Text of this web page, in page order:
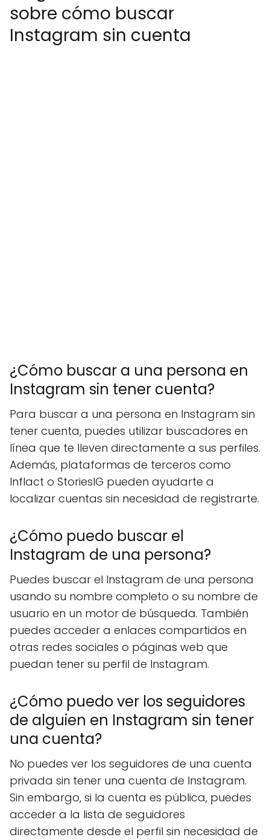
sobre cómo buscar
Instagram sin cuenta
¿Cómo buscar a una persona en
Instagram sin tener cuenta?
Para buscar a una persona en Instagram sin
tener cuenta, puedes utilizar buscadores en
línea que te lleven directamente a sus perfiles.
Además, plataformas de terceros como
Inflact o StoriesIG pueden ayudarte a
localizar cuentas sin necesidad de registrarte.
¿Cómo puedo buscar el
Instagram de una persona?
Puedes buscar el Instagram de una persona
usando su nombre completo o su nombre de
usuario en un motor de búsqueda. También
puedes acceder a enlaces compartidos en
otras redes sociales o páginas web que
puedan tener su perfil de Instagram.
¿Cómo puedo ver los seguidores
de alguien en Instagram sin tener
una cuenta?
No puedes ver los seguidores de una cuenta
privada sin tener una cuenta de Instagram.
Sin embargo, si la cuenta es pública, puedes
acceder a la lista de seguidores
directamente desde el perfil sin necesidad de